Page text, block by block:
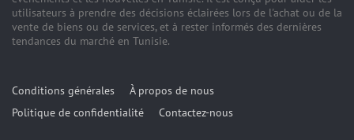
utilisateurs à prendre des décisions éclairées lors de l'achat ou de la
vente de biens ou de services, et à rester informés des dernières
tendances du marché en Tunisie.
Conditions générales
À propos de nous
Politique de confidentialité
Contactez-nous